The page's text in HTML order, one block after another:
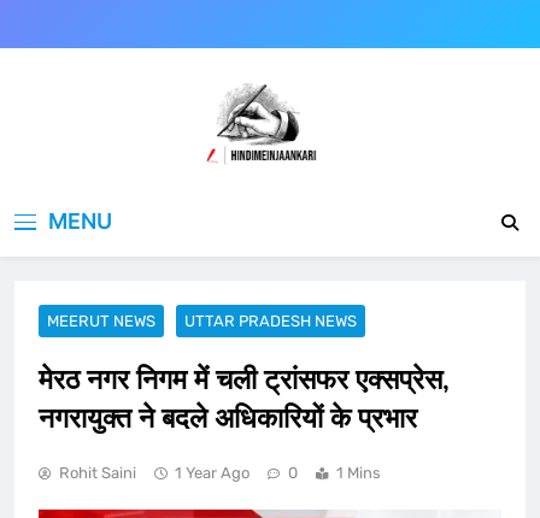
to
MENU
MEERUT NEWS UTTAR PRADESH NEWS
मेरठ नगर निगम में चली ट्रांसफर एक्सप्रेस,
नगरायुक्त ने बदले अ​धिकारियों के प्रभार
Rohit Saini 1 Year Ago 0 1 Mins